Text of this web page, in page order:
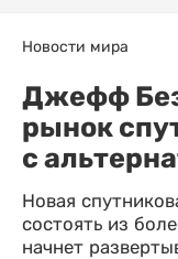
Новости мира
Джефф
рынок
с
Новая
состоять из
начнет